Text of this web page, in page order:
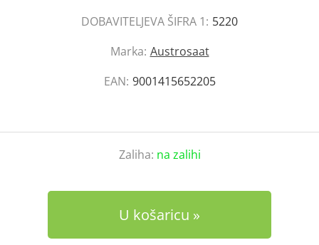
DOBAVITELJEVA ŠIFRA 1: 5220
Marka: Austrosaat
EAN: 9001415652205
Zaliha: na zalihi
U košaricu